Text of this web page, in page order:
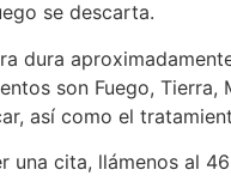
se descarta.
dura
son Fuego,
así como el
una cita, llámenos al